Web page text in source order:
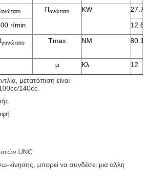
ανώτατο Πανώτατο KW
27.7
r/min
12.6
γανώτατο Tmax NM 80.1
μ Κλ
12
μετατόπιση είναι
140cc.
UNC
κίνησης, μπορεί να συνδέσει μια άλλη